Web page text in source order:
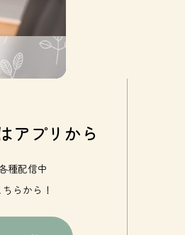
アプリから
種配信中
らから！